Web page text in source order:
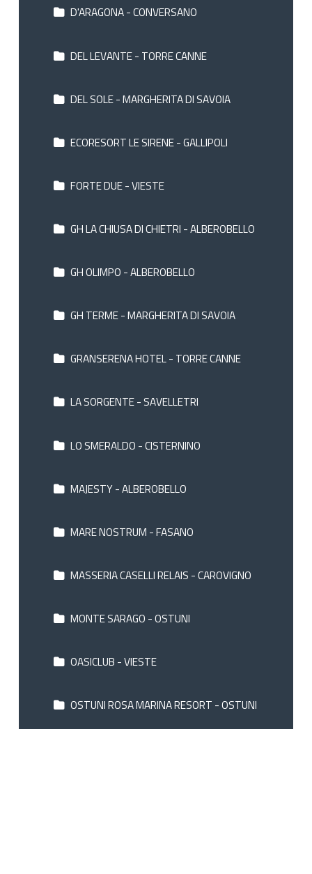
D'ARAGONA - CONVERSANO
DEL LEVANTE - TORRE CANNE
DEL SOLE - MARGHERITA DI SAVOIA
ECORESORT LE SIRENE - GALLIPOLI
FORTE DUE - VIESTE
GH LA CHIUSA DI CHIETRI - ALBEROBELLO
GH OLIMPO - ALBEROBELLO
GH TERME - MARGHERITA DI SAVOIA
GRANSERENA HOTEL - TORRE CANNE
LA SORGENTE - SAVELLETRI
LO SMERALDO - CISTERNINO
MAJESTY - ALBEROBELLO
MARE NOSTRUM - FASANO
MASSERIA CASELLI RELAIS - CAROVIGNO
MONTE SARAGO - OSTUNI
OASICLUB - VIESTE
OSTUNI ROSA MARINA RESORT - OSTUNI